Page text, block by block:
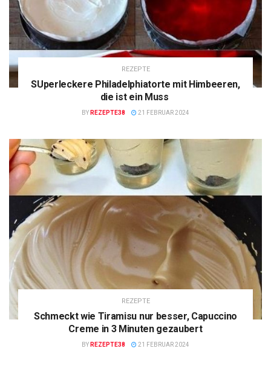
REZEPTE
SUperleckere Philadelphiatorte mit Himbeeren,
die ist ein Muss
BY REZEPTE38 21 FEBRUAR 2024
REZEPTE
Schmeckt wie Tiramisu nur besser, Capuccino
Creme in 3 Minuten gezaubert
BY REZEPTE38 21 FEBRUAR 2024